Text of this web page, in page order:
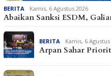
BERITA Kamis, 6 Agustus 2026
Abaikan Sanksi ESDM,
BERITA Kamis, 6 Agustus
Arpan Sahar